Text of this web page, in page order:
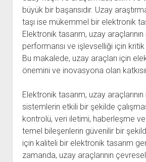
büyük bir başarısıdır. Uzay
taşı ise mükemmel bir elektronik
Elektronik tasarım, uzay
performansı ve işlevselliği için
Bu makalede, uzay araçları için
önemini ve inovasyona olan
Elektronik tasarım, uzay
sistemlerin etkili bir şekilde
kontrolü, veri iletimi, haberleşme
temel bileşenlerin güvenilir bir
için kaliteli bir elektronik tasarım
zamanda, uzay araçlarının